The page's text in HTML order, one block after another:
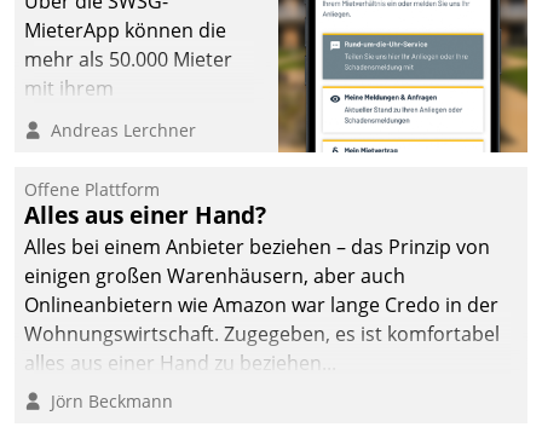
MieterApp können die
mehr als 50.000 Mieter
mit ihrem
Wohnungsunternehmen
kommunizieren, auf dem
einsehen und ändern
oder
Schadensmeldungen
abgeben – rund um die
Uhr.
Andreas Lerchner
Offene Plattform
Alles aus einer Hand?
Alles bei einem Anbieter beziehen – das Prinzip von
einigen großen Warenhäusern, aber auch
Onlineanbietern wie Amazon war lange Credo in der
Wohnungswirtschaft. Zugegeben, es ist komfortabel
alles aus einer Hand zu beziehen...
Jörn Beckmann